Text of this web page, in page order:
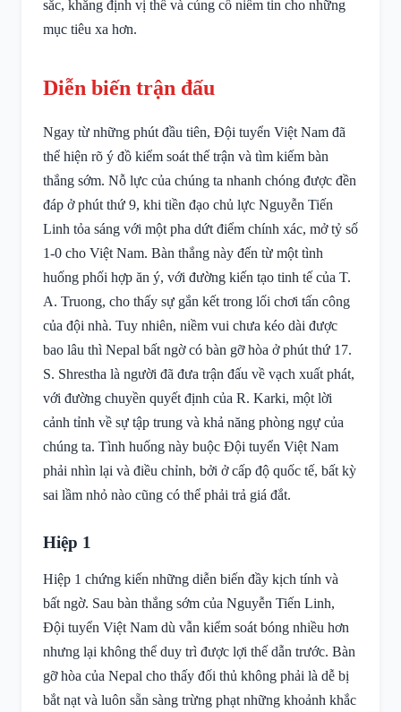
sắc, khẳng định vị thế và củng cố niềm tin cho những
mục tiêu xa hơn.
Diễn biến trận đấu
Ngay từ những phút đầu tiên, Đội tuyển Việt Nam đã
thể hiện rõ ý đồ kiểm soát thế trận và tìm kiếm bàn
thắng sớm. Nỗ lực của chúng ta nhanh chóng được đền
đáp ở phút thứ 9, khi tiền đạo chủ lực Nguyễn Tiến
Linh tỏa sáng với một pha dứt điểm chính xác, mở tỷ số
1-0 cho Việt Nam. Bàn thắng này đến từ một tình
huống phối hợp ăn ý, với đường kiến tạo tinh tế của T.
A. Truong, cho thấy sự gắn kết trong lối chơi tấn công
của đội nhà. Tuy nhiên, niềm vui chưa kéo dài được
bao lâu thì Nepal bất ngờ có bàn gỡ hòa ở phút thứ 17.
S. Shrestha là người đã đưa trận đấu về vạch xuất phát,
với đường chuyền quyết định của R. Karki, một lời
cảnh tỉnh về sự tập trung và khả năng phòng ngự của
chúng ta. Tình huống này buộc Đội tuyển Việt Nam
phải nhìn lại và điều chỉnh, bởi ở cấp độ quốc tế, bất kỳ
sai lầm nhỏ nào cũng có thể phải trả giá đắt.
Hiệp 1
Hiệp 1 chứng kiến những diễn biến đầy kịch tính và
bất ngờ. Sau bàn thắng sớm của Nguyễn Tiến Linh,
Đội tuyển Việt Nam dù vẫn kiểm soát bóng nhiều hơn
nhưng lại không thể duy trì được lợi thế dẫn trước. Bàn
gỡ hòa của Nepal cho thấy đối thủ không phải là dễ bị
bắt nạt và luôn sẵn sàng trừng phạt những khoảnh khắc